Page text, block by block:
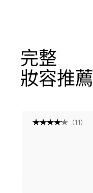
完整
妝容推薦
(11 )